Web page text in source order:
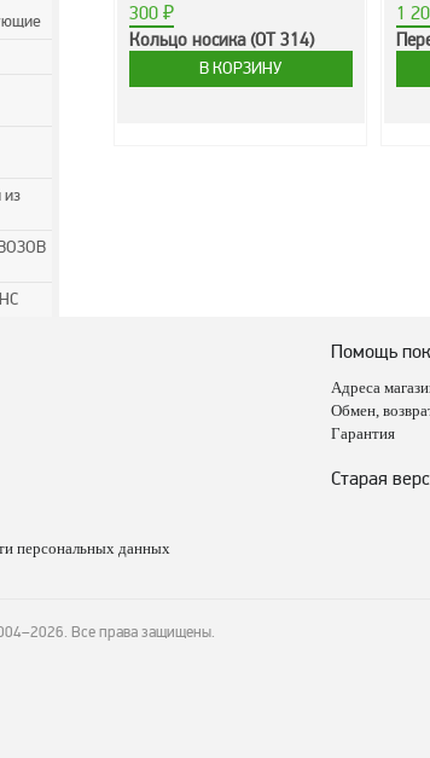
из
300 ₽
Кольцо носика (ОТ 314)
1
персональных данных
Помощь
Адреса
Обмен,
Гарантия
Старая
. Все права защищены.